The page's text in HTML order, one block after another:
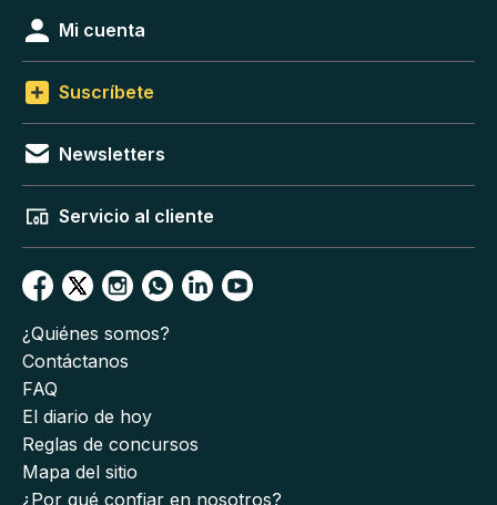
Mi cuenta
Suscríbete
Newsletters
Servicio al cliente
¿Quiénes somos?
Contáctanos
FAQ
El diario de hoy
Reglas de concursos
Mapa del sitio
¿Por qué confiar en nosotros?